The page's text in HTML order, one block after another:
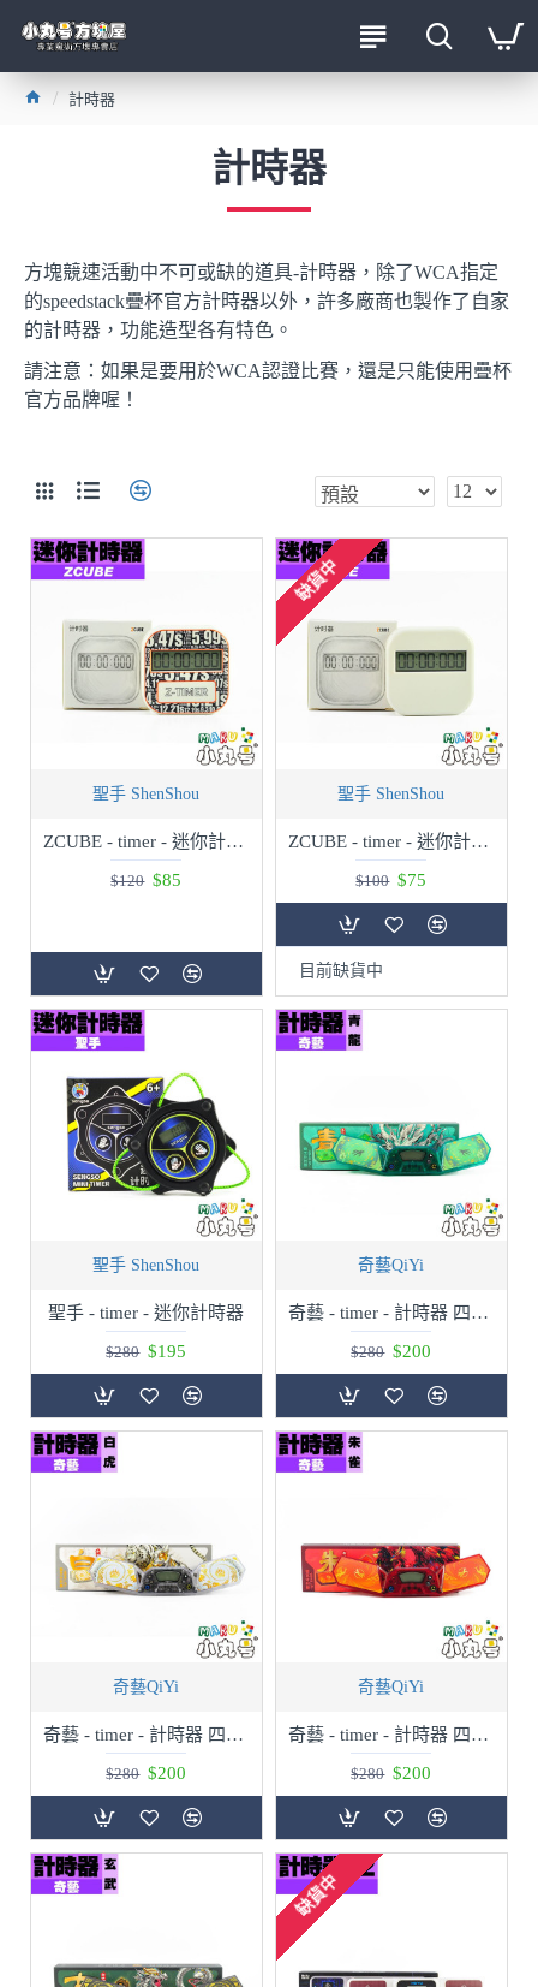
計時器
計時器
方塊競速活動中不可或缺的道具-計時器，除了WCA指定
的speedstack疊杯官方計時器以外，許多廠商也製作了自家
的計時器，功能造型各有特色。
請注意：如果是要用於WCA認證比賽，還是只能使用疊杯
官方品牌喔！
聖手 ShenShou
ZCUBE - timer - 迷你計時器 數字圖案款
$85
$120
缺貨中
聖手 ShenShou
ZCUBE - timer - 迷你計時器 純白款
$75
$100
目前缺貨中
聖手 ShenShou
聖手 - timer - 迷你計時器
$195
$280
奇藝QiYi
奇藝 - timer - 計時器 四聖獸 青龍
$200
$280
奇藝QiYi
奇藝 - timer - 計時器 四聖獸 白虎
$200
$280
奇藝QiYi
奇藝 - timer - 計時器 四聖獸 朱雀
$200
$280
缺貨中